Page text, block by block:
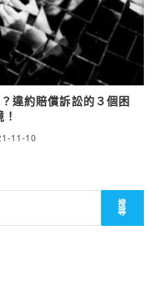
違約賠償訴訟的３個困
11-10
搜
尋